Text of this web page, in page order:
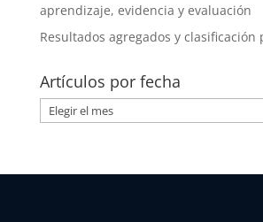
aprendizaje, evidencia y evaluación
Resultados agregados y clasificación
Artículos por fecha
Artículos
por